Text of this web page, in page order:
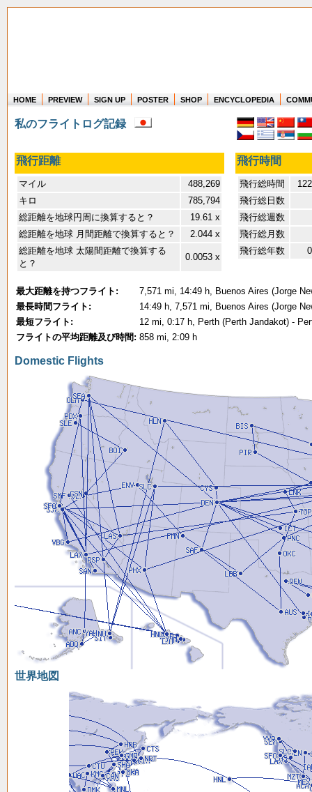
Where in the world have you flown?
How long have you been in the air?
Create your own FlightMemory and see!
HOME PREVIEW SIGN UP POSTER SHOP ENCYCLOPEDIA
私のフライトログ記録
飛行距離 飛行時間
マイル
488,269
キロ
785,794
総距離を地球円周に換算すると？
19.61 x
総距離を地球 月間距離で換算すると？
2.044 x
総距離を地球 太陽間距離で換算する
と？
0.0053 x
飛行総時間
飛行総日数
飛行総週数
飛行総月数
飛行総年数
最大距離を持つフライト:
7,571 mi, 14:49 h, Buenos Aires (Jorge
最長時間フライト:
14:49 h, 7,571 mi, Buenos Aires (Jorge
最短フライト:
12 mi, 0:17 h, Perth (Perth Jandakot) -
フライトの平均距離及び時間: 858 mi, 2:09 h
Domestic Flights
世界地図